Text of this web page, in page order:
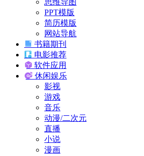
思维导图
PPT模版
简历模版
网站导航
书籍期刊
电影推荐
软件应用
休闲娱乐
影视
游戏
音乐
动漫/二次元
直播
小说
漫画